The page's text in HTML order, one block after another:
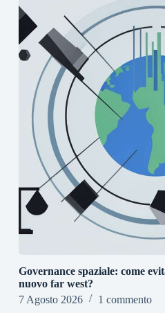
Governance spaziale: come
nuovo far west?
7 Agosto 2026
1 commento